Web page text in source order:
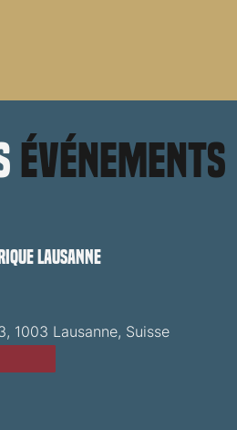
événements
Lausanne
1003 Lausanne, Suisse